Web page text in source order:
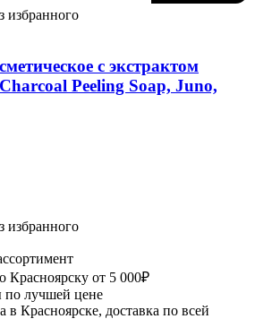
избранного
с экстрактом
Peeling Soap, Juno,
избранного
Красноярску от 5 000₽
по лучшей цене
в Красноярске, доставка по всей